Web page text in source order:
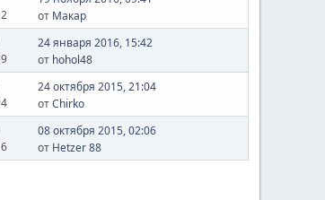
от Макар
24 января 2016, 15:42
от hohol48
24 октября 2015, 21:04
отChirko
08 октября 2015, 02:06
от Hetzer 88